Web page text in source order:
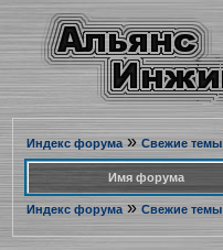
Индекс форума» Свежие темы
Имя форума
Индекс форума » Свежие темы